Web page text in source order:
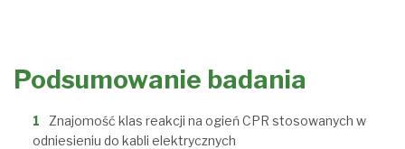
Podsumowanie badania
Znajomość klas reakcji na ogień CPR stosowanych w
odniesieniu do kabli elektrycznych